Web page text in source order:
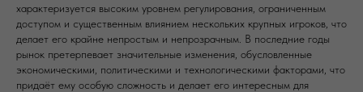
характеризуется высоким уровнем регулирования, ограниченным
доступом и существенным влиянием нескольких крупных игроков, что
делает его крайне непростым и непрозрачным. В последние годы
рынок претерпевает значительные изменения, обусловленные
экономическими, политическими и технологическими факторами, что
придаёт ему особую сложность и делает его интересным для